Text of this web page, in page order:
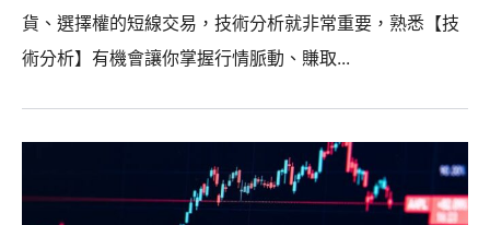
貨、選擇權的短線交易，技術分析就非常重要，熟悉【技
術分析】有機會讓你掌握行情脈動、賺取...